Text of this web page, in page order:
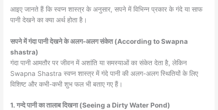
आइए जानते हैं कि स्वप्न शास्त्र के अनुसार, सपने में विभिन्न प्रकार के गंदे या साफ
पानी देखने का क्या अर्थ होता है।
सपने में गंदा पानी देखने के अलग-अलग संकेत (According to Swapna
shastra)
गंदा पानी आमतौर पर जीवन में अशांति या समस्याओं का संकेत देता है, लेकिन
Swapna Shastra स्वप्न शास्त्र में गंदे पानी की अलग-अलग स्थितियों के लिए
विशिष्ट और कभी-कभी शुभ फल भी बताए गए हैं।
1. गन्दे पानी का तालाब दिखना (Seeing a Dirty Water Pond)